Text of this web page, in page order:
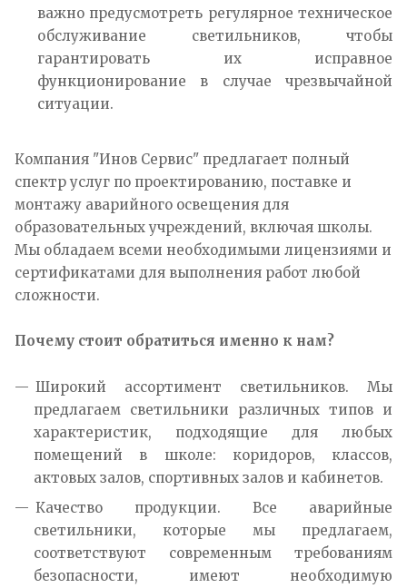
важно предусмотреть регулярное техническое
обслуживание светильников, чтобы
гарантировать их исправное
функционирование в случае чрезвычайной
ситуации.
Компания "Инов Сервис" предлагает полный
спектр услуг по проектированию, поставке и
монтажу аварийного освещения для
образовательных учреждений, включая школы.
Мы обладаем всеми необходимыми лицензиями и
сертификатами для выполнения работ любой
сложности.
Почему стоит обратиться именно к нам?
Широкий ассортимент светильников. Мы
предлагаем светильники различных типов и
характеристик, подходящие для любых
помещений в школе: коридоров, классов,
актовых залов, спортивных залов и кабинетов.
Качество продукции. Все аварийные
светильники, которые мы предлагаем,
соответствуют современным требованиям
безопасности, имеют необходимую